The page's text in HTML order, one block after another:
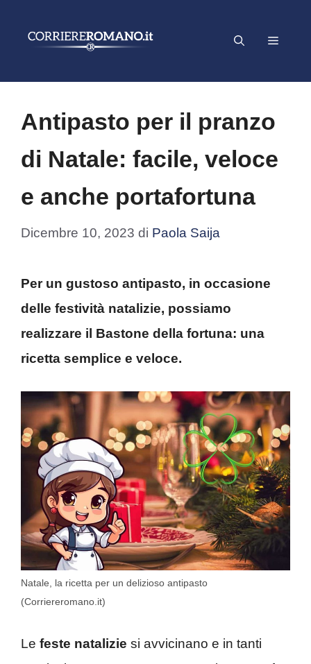
Menu
Antipasto per il pranzo
di Natale: facile, veloce
e anche portafortuna
Dicembre 10, 2023 di Paola Saija
Per un gustoso antipasto, in occasione
delle festività natalizie, possiamo
realizzare il Bastone della fortuna: una
ricetta semplice e veloce.
Natale, la ricetta per un delizioso antipasto
(Corriereromano.it)
Le feste natalizie si avvicinano e in tanti